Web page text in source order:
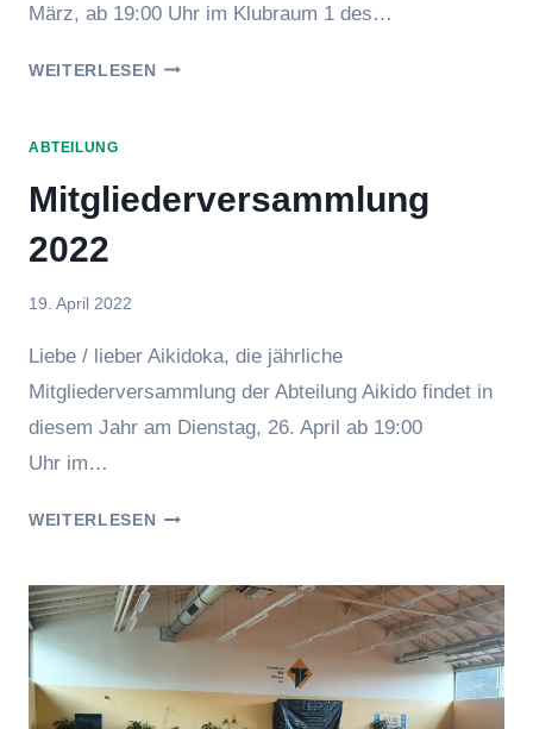
März, ab 19:00 Uhr im Klubraum 1 des…
WEITERLESENMITGLIEDERVERSAMMLUNG
ABTEILUNG
Mitgliederversammlung
2022
Von
19. April 2022
Liebe / lieber Aikidoka, die jährliche
Mitgliederversammlung der Abteilung Aikido findet in
diesem Jahr am Dienstag, 26. April ab 19:00
Uhr im…
WEITERLESENMITGLIEDERVERSAMMLUNG